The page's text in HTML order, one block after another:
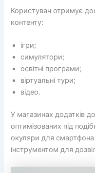
Користувач отримує
контенту:
ігри;
симулятори;
освітні програми;
віртуальні тури;
відео.
У магазинах додатків
оптимізованих під
окуляри для
інструментом для